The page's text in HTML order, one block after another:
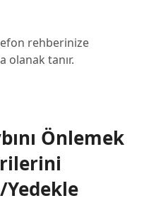
rehberinize
olanak tanır.
Önlemek